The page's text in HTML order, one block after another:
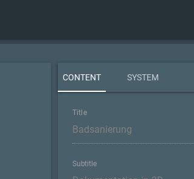
CONTENT SYSTEM
Title
Subtitle